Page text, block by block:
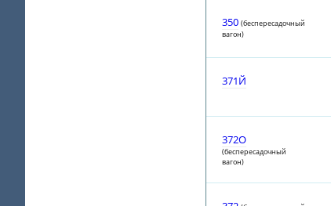
350 (беспересадочный
вагон)
371Й
372О
(беспересадочный
вагон)